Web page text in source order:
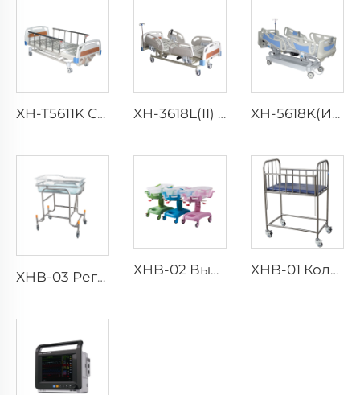
XH-T5611K Складные алюминиевые поручни больничной кровати XH-3618L(II) Пациентская больничная кровать XH-5618K(И) Больничная кровать (ОИТ)
XHB-03 Регулируемая нержавеющая коляска для новорожденных XHB-02 Высококачественная колыбель для новорожденных в больнице XHB-01 Колыбель для новорожденных в больнице